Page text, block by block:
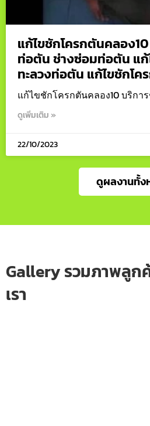
แก้ไขชักโครกตันคลอง
ท่อตัน ช่างซ่อมท่อตัน แ
ทะลวงท่อตัน แก้ไขชักโค
แก้ไขชักโครกตันคลอง10 บริกา
ดูเพิ่มเติม »
22/10/2023
ดูผลงานทั้ง
Gallery รวมภาพลูก
เรา